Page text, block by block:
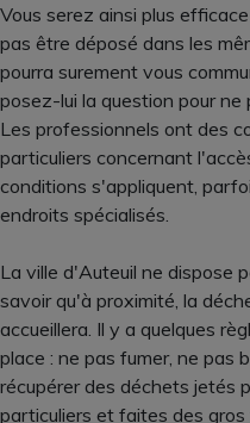
Vous serez ainsi plus
pas être déposé dans les
pourra surement vous
posez-lui la question pour ne
Les professionnels ont des
particuliers concernant
conditions s'appliquent,
endroits spécialisés.
La ville d'Auteuil ne dispose
savoir qu'à proximité, la
accueillera. Il y a quelques
place : ne pas fumer, ne pas
récupérer des déchets jetés
particuliers et faites des